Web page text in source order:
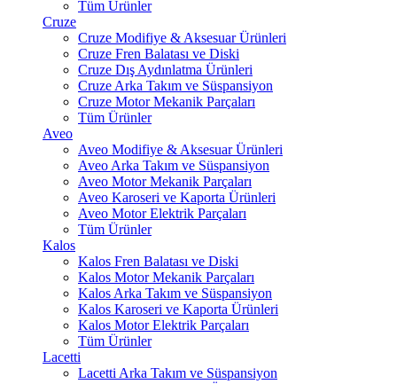
Tüm Ürünler
Cruze
Cruze Modifiye & Aksesuar Ürünleri
Cruze Fren Balatası ve Diski
Cruze Dış Aydınlatma Ürünleri
Cruze Arka Takım ve Süspansiyon
Cruze Motor Mekanik Parçaları
Tüm Ürünler
Aveo
Aveo Modifiye & Aksesuar Ürünleri
Aveo Arka Takım ve Süspansiyon
Aveo Motor Mekanik Parçaları
Aveo Karoseri ve Kaporta Ürünleri
Aveo Motor Elektrik Parçaları
Tüm Ürünler
Kalos
Kalos Fren Balatası ve Diski
Kalos Motor Mekanik Parçaları
Kalos Arka Takım ve Süspansiyon
Kalos Karoseri ve Kaporta Ürünleri
Kalos Motor Elektrik Parçaları
Tüm Ürünler
Lacetti
Lacetti Arka Takım ve Süspansiyon